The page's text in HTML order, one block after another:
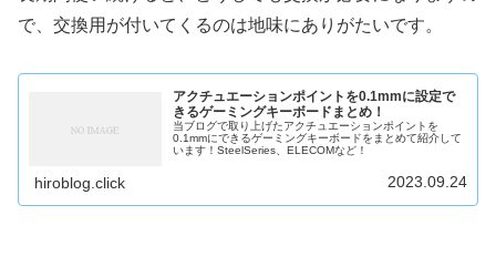
で、交換用が付いてくるのは地味にありがたいです。
アクチュエーションポイントを0.1mmに設定で
きるゲーミングキーボードまとめ！
当ブログで取り上げたアクチュエーションポイントを
0.1mmにできるゲーミングキーボードをまとめて紹介して
います！SteelSeries、ELECOMなど！
hiroblog.click 2023.09.24